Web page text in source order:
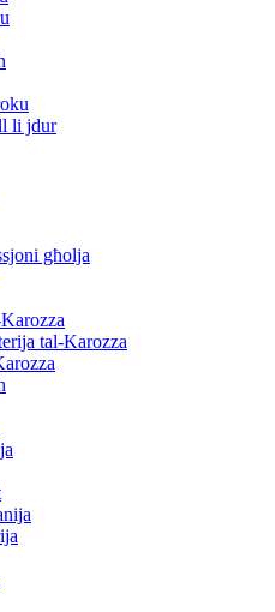
li jdur
għolja
tal-Karozza